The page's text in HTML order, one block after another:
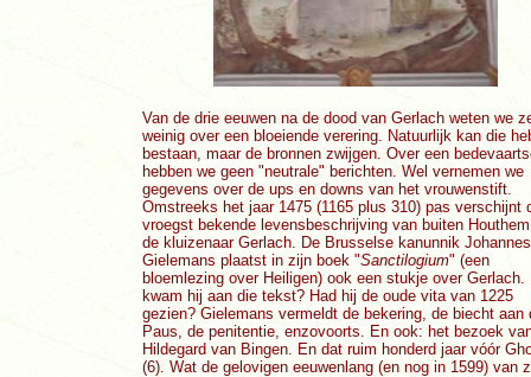
Van de drie eeuwen na de dood van Gerlach weten we
weinig over een bloeiende verering. Natuurlijk kan die
bestaan, maar de bronnen zwijgen. Over een
hebben we geen "neutrale" berichten. Wel vernemen we
gegevens over de ups en downs van het vrouwenstift.
Omstreeks het jaar 1475 (1165 plus 310) pas verschijnt
vroegst bekende levensbeschrijving van buiten
de kluizenaar Gerlach. De Brusselse kanunnik Johannes
Gielemans plaatst in zijn boek "Sanctilogium" (een
bloemlezing over Heiligen) ook een stukje over Gerlach.
kwam hij aan die tekst? Had hij de oude vita van 1225
gezien? Gielemans vermeldt de bekering, de biecht aan
Paus, de penitentie, enzovoorts. En ook: het bezoek
Hildegard van Bingen. En dat ruim honderd jaar vóór
(6). Wat de gelovigen eeuwenlang (en nog in 1599) van